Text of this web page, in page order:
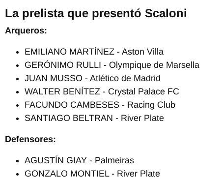
La prelista que presentó Scaloni
Arqueros:
EMILIANO MARTÍNEZ - Aston Villa
GERÓNIMO RULLI - Olympique de Marsella
JUAN MUSSO - Atlético de Madrid
WALTER BENÍTEZ - Crystal Palace FC
FACUNDO CAMBESES - Racing Club
SANTIAGO BELTRAN - River Plate
Defensores:
AGUSTÍN GIAY - Palmeiras
GONZALO MONTIEL - River Plate